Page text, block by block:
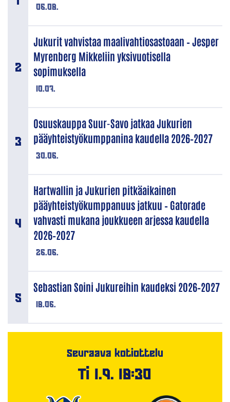
06.08.
10.07.
Jukurit vahvistaa maalivahtiosastoaan – Jesper
Myrenberg Mikkeliin yksivuotisella
sopimuksella
30.06.
Osuuskauppa Suur-Savo jatkaa Jukurien
pääyhteistyökumppanina kaudella 2026–2027
26.06.
Hartwallin ja Jukurien pitkäaikainen
pääyhteistyökumppanuus jatkuu – Gatorade
vahvasti mukana joukkueen arjessa kaudella
2026–2027
18.06.
Sebastian Soini Jukureihin kaudeksi 2026–2027
Seuraava kotiottelu
Ti 1.9. 18:30